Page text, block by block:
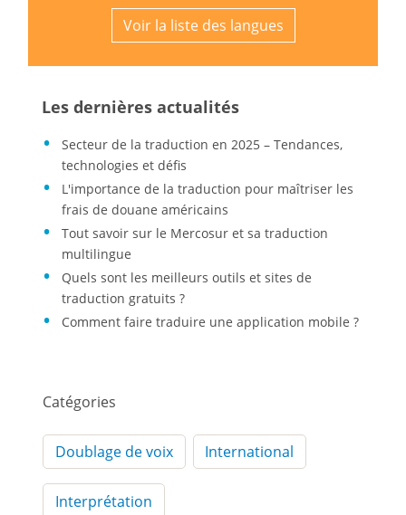
Voir la liste des langues
Les dernières actualités
Secteur de la traduction en 2025 – Tendances,
technologies et défis
L'importance de la traduction pour maîtriser les
frais de douane américains
Tout savoir sur le Mercosur et sa traduction
multilingue
Quels sont les meilleurs outils et sites de
traduction gratuits ?
Comment faire traduire une application mobile ?
Catégories
Doublage de voix International
Interprétation